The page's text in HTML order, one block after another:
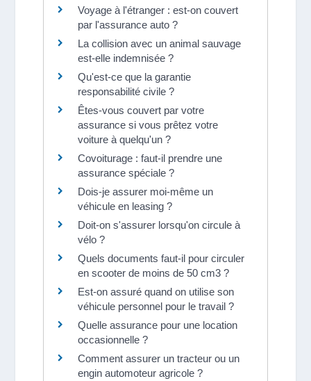
Voyage à l'étranger : est-on couvert
par l'assurance auto ?
La collision avec un animal sauvage
est-elle indemnisée ?
Qu'est-ce que la garantie
responsabilité civile ?
Êtes-vous couvert par votre
assurance si vous prêtez votre
voiture à quelqu'un ?
Covoiturage : faut-il prendre une
assurance spéciale ?
Dois-je assurer moi-même un
véhicule en leasing ?
Doit-on s'assurer lorsqu'on circule à
vélo ?
Quels documents faut-il pour circuler
en scooter de moins de 50 cm3 ?
Est-on assuré quand on utilise son
véhicule personnel pour le travail ?
Quelle assurance pour une location
occasionnelle ?
Comment assurer un tracteur ou un
engin automoteur agricole ?